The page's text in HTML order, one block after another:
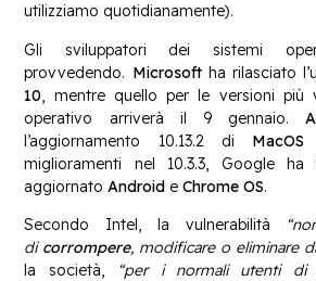
utilizziamo quotidianamente).
Gli sviluppatori dei sistemi
provvedendo. Microsoftha rilasciato
10 , mentre quello per le versioni più
operativo arriverà il 9 gennaio.
l’aggiornamento 10.13.2 di MacOS
miglioramenti nel 10.3.3, Google
aggiornatoAndroid eChrome OS.
Secondo Intel, la vulnerabilità
di corrompere, modificare o eliminare
la società,
“per i normali utenti di